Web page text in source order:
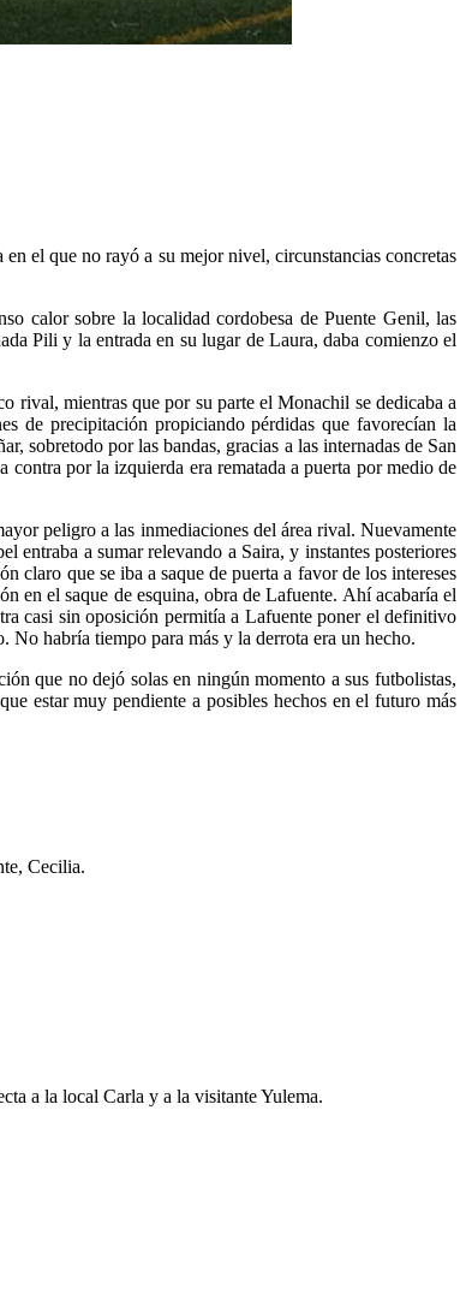
el que no rayó a su mejor nivel, circunstancias concretas
calor sobre la localidad cordobesa de Puente Genil, las
Pili y la entrada en su lugar de Laura, daba comienzo el
rival, mientras que por su parte el Monachil se dedicaba a
de precipitación propiciando pérdidas que favorecían la
sobretodo por las bandas, gracias a las internadas de San
por la izquierda era rematada a puerta por medio de
peligro a las inmediaciones del área rival. Nuevamente
entraba a sumar relevando a Saira, y instantes posteriores
claro que se iba a saque de puerta a favor de los intereses
en el saque de esquina, obra de Lafuente. Ahí acabaría el
casi sin oposición permitía a Lafuente poner el definitivo
habría tiempo para más y la derrota era un hecho.
que no dejó solas en ningún momento a sus futbolistas,
estar muy pendiente a posibles hechos en el futuro más
Cecilia.
a la local Carla y a la visitante Yulema.